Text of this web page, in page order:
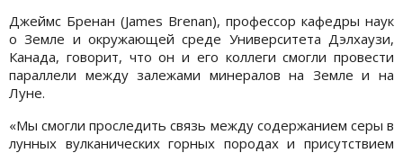
Джеймс Бренан (James Brenan), профессор кафедры наук
о Земле и окружающей среде Университета Дэлхаузи,
Канада, говорит, что он и его коллеги смогли провести
параллели между залежами минералов на Земле и на
Луне.
«Мы смогли проследить связь между содержанием серы в
лунных вулканических горных породах и присутствием